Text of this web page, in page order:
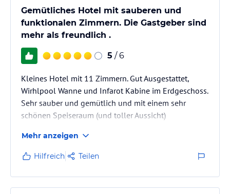
Gemütliches Hotel mit sauberen und
funktionalen Zimmern. Die Gastgeber sind
mehr als freundlich .
5 / 6
Kleines Hotel mit 11 Zimmern. Gut Ausgestattet,
Wirhlpool Wanne und Infarot Kabine im Erdgeschoss.
Sehr sauber und gemütlich und mit einem sehr
schönen Speiseraum (und toller Aussicht)
Mehr anzeigen
Hilfreich Teilen